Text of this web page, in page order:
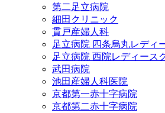
第二足立病院
細田クリニック
貫戸産婦人科
足立病院 四条烏丸レディ
足立病院 西院レディース
武田病院
池田産婦人科医院
京都第一赤十字病院
京都第二赤十字病院